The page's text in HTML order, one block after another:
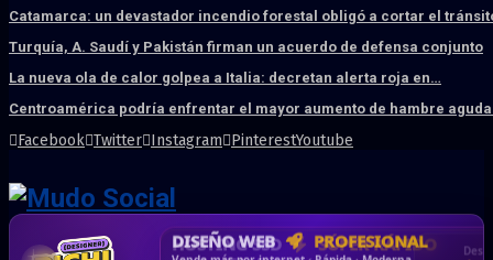
Catamarca: un devastador incendio forestal obligó a cortar el
Turquía, A. Saudí y Pakistán firman un acuerdo de defensa conjunto
La nueva ola de calor golpea a Italia: decretan alerta roja en…
Centroamérica podría enfrentar el mayor aumento de hambre
Facebook Twitter Instagram PinterestYoutube
HOSTING SSD SÚPER RÁPIDO
DISEÑO WEB PROFESIONAL
CRM & DASHBOARD A MEDIDA
CORREO CORPORATIVO